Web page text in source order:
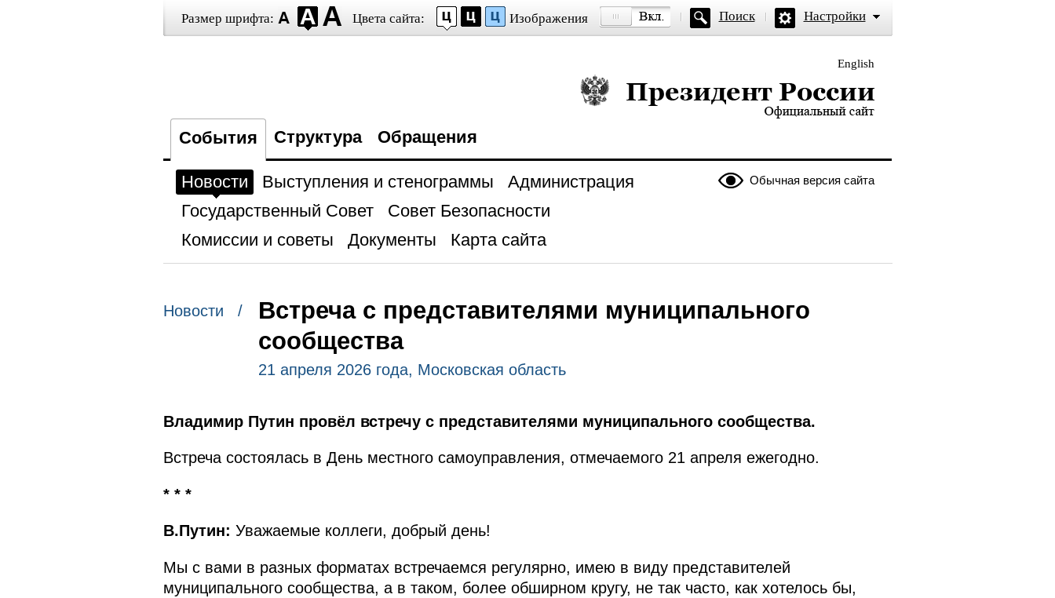
Размер шрифта: Цвета сайта: Изображения Поиск Настройки
English
Президент России — официальный сайт
События Структура Обращения
Обычная версия сайта
Новости Выступления и стенограммы
Администрация
Государственный Совет
Совет Безопасности
Комиссии и советы
Документы Карта сайта
Новости /
Встреча с представителями муниципального
сообщества
21 апреля 2026 года, Московская область
Владимир Путин провёл встречу с представителями муниципального сообщества.
Встреча состоялась в День местного самоуправления, отмечаемого 21 апреля ежегодно.
* * *
В.Путин: Уважаемые коллеги, добрый день!
Мы с вами в разных форматах встречаемся регулярно, имею в виду представителей
муниципального сообщества, а в таком, более обширном кругу, не так часто, как хотелось бы,